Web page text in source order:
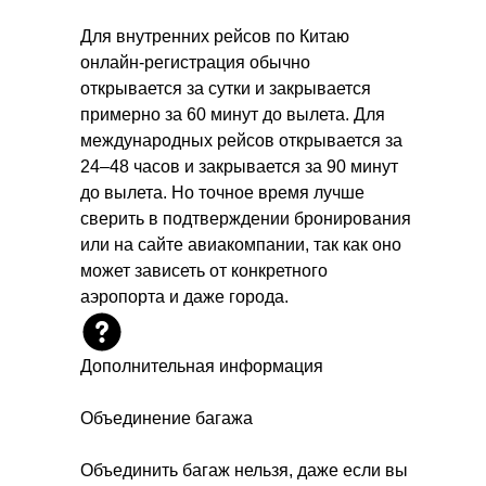
Для внутренних рейсов по Китаю
онлайн-регистрация обычно
открывается за сутки и закрывается
примерно за 60 минут до вылета. Для
международных рейсов открывается за
24–48 часов и закрывается за 90 минут
до вылета. Но точное время лучше
сверить в подтверждении бронирования
или на сайте авиакомпании, так как оно
может зависеть от конкретного
аэропорта и даже города.
Дополнительная информация
Объединение багажа
Объединить багаж нельзя, даже если вы